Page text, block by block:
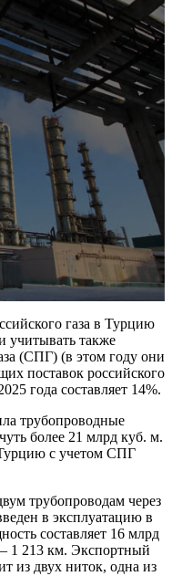
газа в Турцию
учитывать также
(СПГ) (в этом году они
поставок российского
года составляет 14%.
трубопроводные
более 21 млрд куб. м.
с учетом СПГ
трубопроводам через
в эксплуатацию в
составляет 16 млрд
1 213 км. Экспортный
из двух ниток, одна из